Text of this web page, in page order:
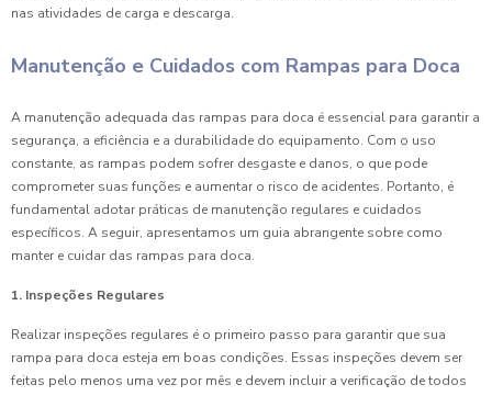
nas atividades de carga e descarga.
Manutenção e Cuidados com Rampas para Doca
A manutenção adequada das rampas para doca é essencial para garantir a
segurança, a eficiência e a durabilidade do equipamento. Com o uso
constante, as rampas podem sofrer desgaste e danos, o que pode
comprometer suas funções e aumentar o risco de acidentes. Portanto, é
fundamental adotar práticas de manutenção regulares e cuidados
específicos. A seguir, apresentamos um guia abrangente sobre como
manter e cuidar das rampas para doca.
1. Inspeções Regulares
Realizar inspeções regulares é o primeiro passo para garantir que sua
rampa para doca esteja em boas condições. Essas inspeções devem ser
feitas pelo menos uma vez por mês e devem incluir a verificação de todos